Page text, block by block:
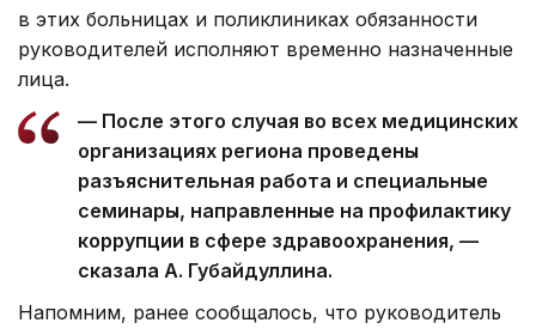
в этих больницах и поликлиниках обязанности
руководителей исполняют временно назначенные
лица.
— После этого случая во всех медицинских
организациях региона проведены
разъяснительная работа и специальные
семинары, направленные на профилактику
коррупции в сфере здравоохранения, —
сказала А. Губайдуллина.
Напомним, ранее сообщалось, что руководитель